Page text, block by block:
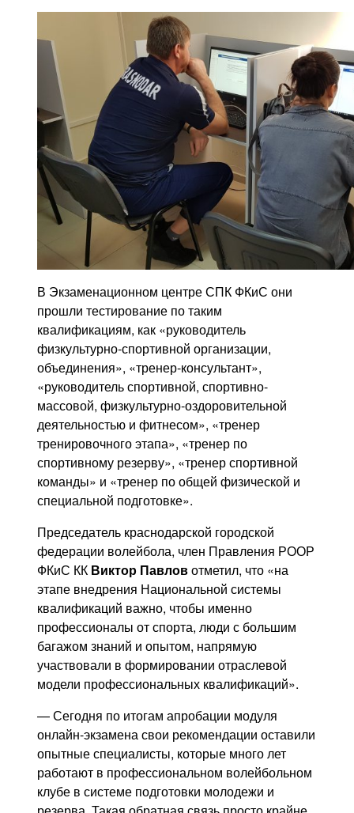
В Экзаменационном центре СПК ФКиС они
прошли тестирование по таким
квалификациям, как «руководитель
физкультурно-спортивной организации,
объединения», «тренер-консультант»,
«руководитель спортивной, спортивно-
массовой, физкультурно-оздоровительной
деятельностью и фитнесом», «тренер
тренировочного этапа», «тренер по
спортивному резерву», «тренер спортивной
команды» и «тренер по общей физической и
специальной подготовке».
Председатель краснодарской городской
федерации волейбола, член Правления РООР
ФКиС КК Виктор Павловотметил, что «на
этапе внедрения Национальной системы
квалификаций важно, чтобы именно
профессионалы от спорта, люди с большим
багажом знаний и опытом, напрямую
участвовали в формировании отраслевой
модели профессиональных квалификаций».
— Сегодня по итогам апробации модуля
онлайн-экзамена свои рекомендации оставили
опытные специалисты, которые много лет
работают в профессиональном волейбольном
клубе в системе подготовки молодежи и